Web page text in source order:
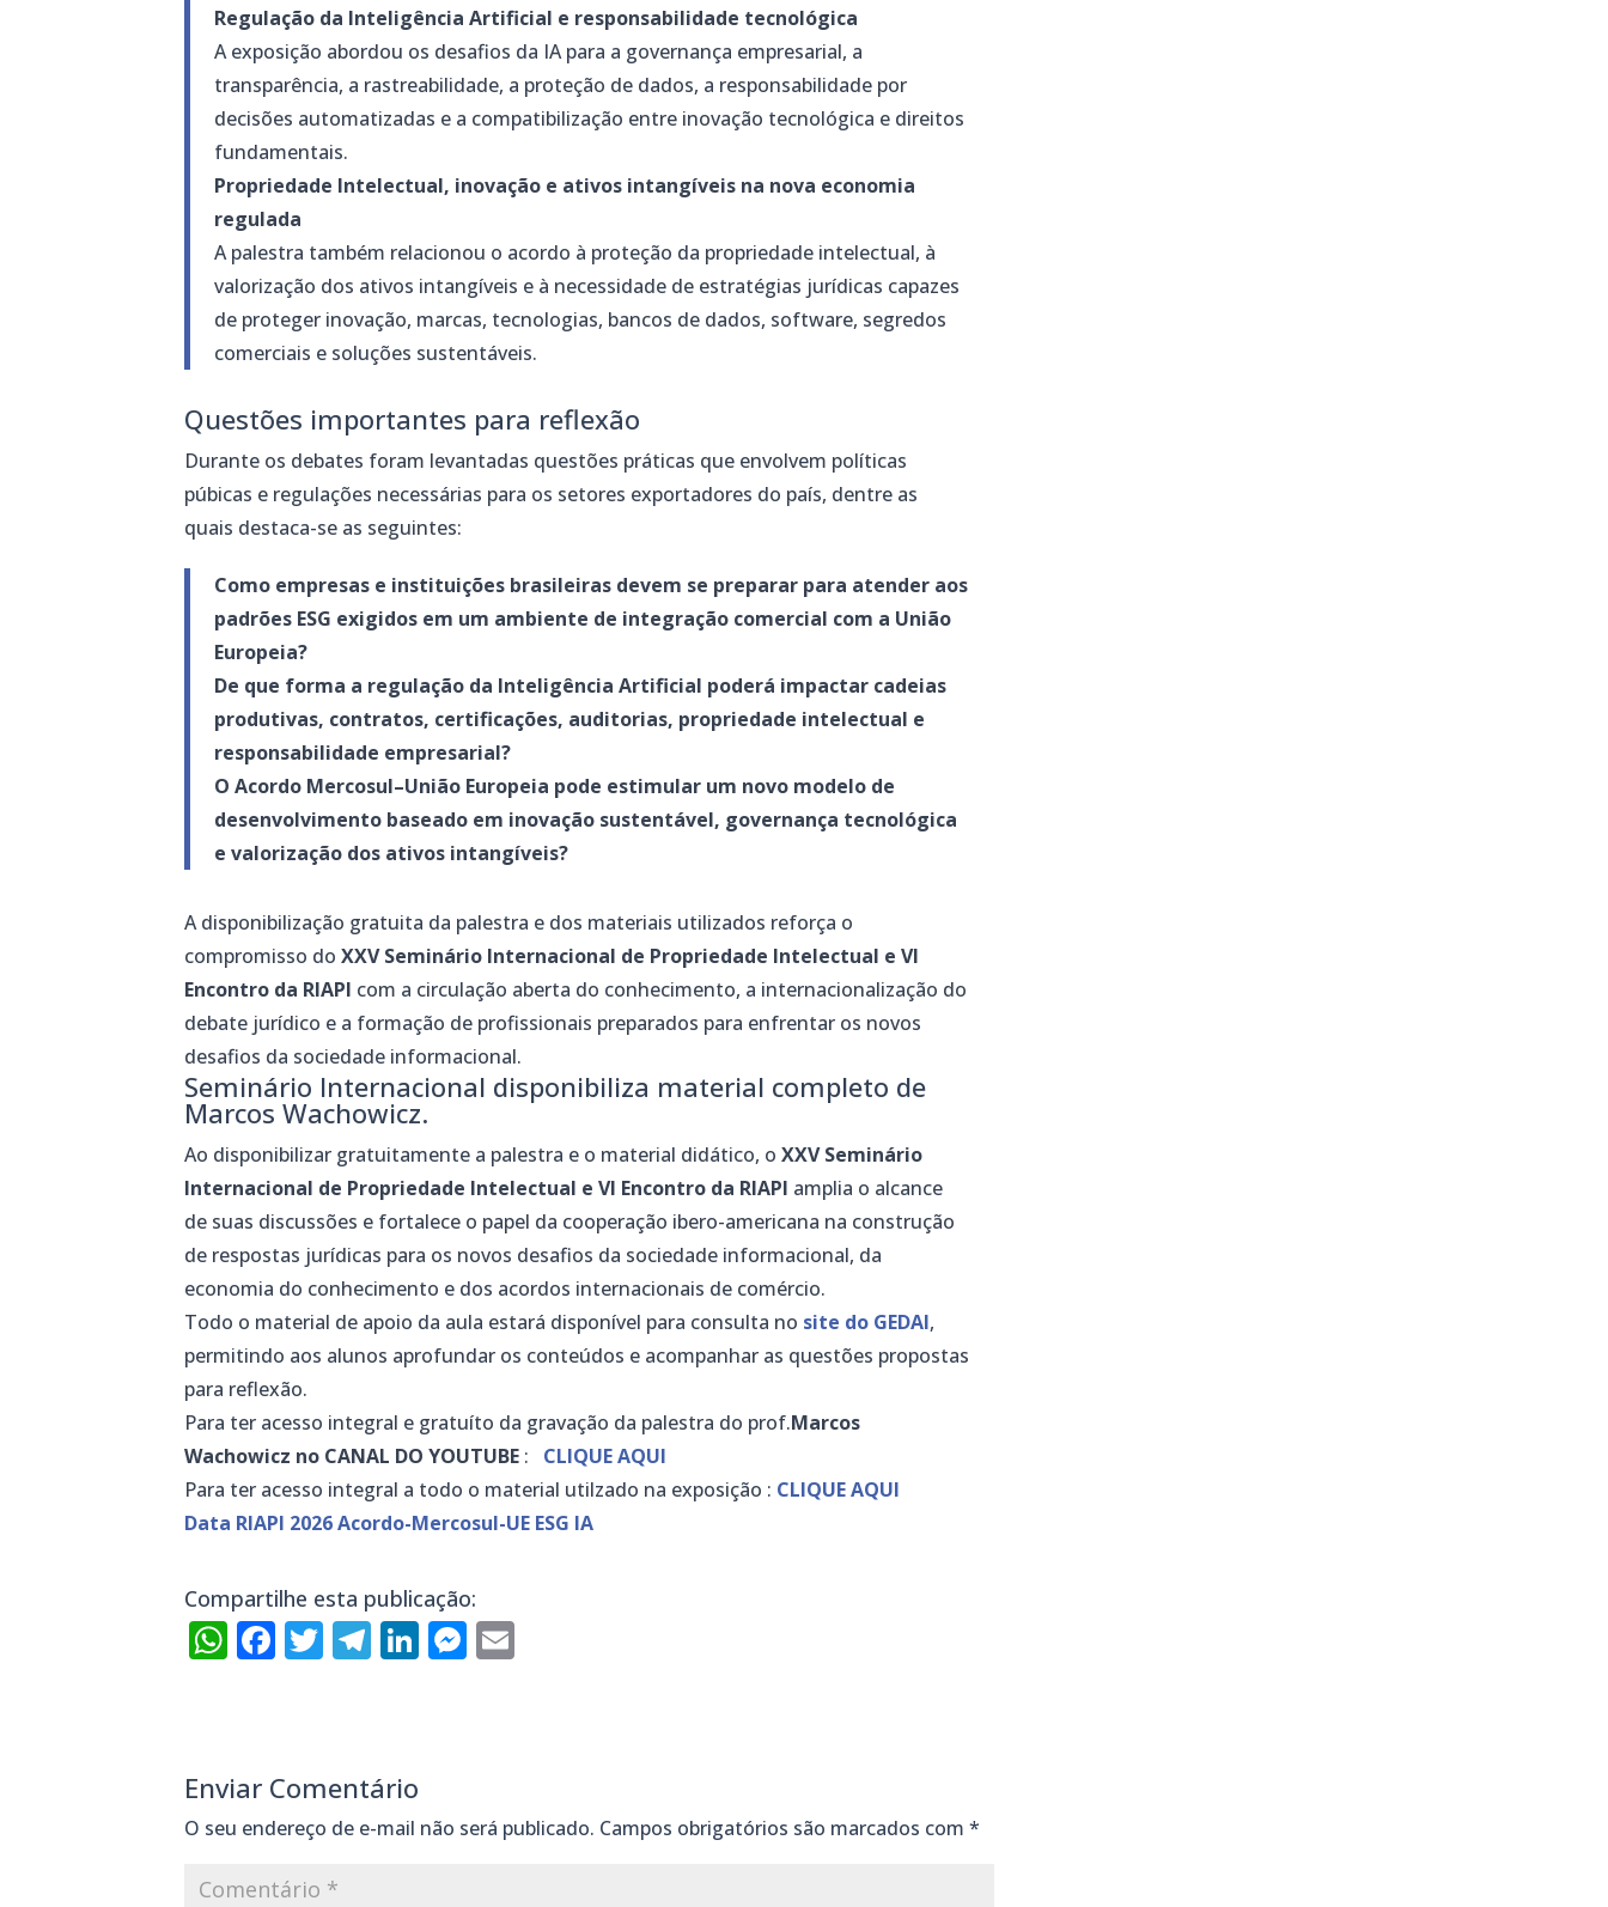
Regulação da Inteligência Artificial e responsabilidade tecnológica
A exposição abordou os desafios da IA para a governança empresarial, a
transparência, a rastreabilidade, a proteção de dados, a responsabilidade por
decisões automatizadas e a compatibilização entre inovação tecnológica e direitos
fundamentais.
Propriedade Intelectual, inovação e ativos intangíveis na nova economia
regulada
A palestra também relacionou o acordo à proteção da propriedade intelectual, à
valorização dos ativos intangíveis e à necessidade de estratégias jurídicas capazes
de proteger inovação, marcas, tecnologias, bancos de dados, software, segredos
comerciais e soluções sustentáveis.
Questões importantes para reflexão
Durante os debates foram levantadas questões práticas que envolvem políticas
púbicas e regulações necessárias para os setores exportadores do país, dentre as
quais destaca-se as seguintes:
Como empresas e instituições brasileiras devem se preparar para atender aos
padrões ESG exigidos em um ambiente de integração comercial com a União
Europeia?
De que forma a regulação da Inteligência Artificial poderá impactar cadeias
produtivas, contratos, certificações, auditorias, propriedade intelectual e
responsabilidade empresarial?
O Acordo Mercosul–União Europeia pode estimular um novo modelo de
desenvolvimento baseado em inovação sustentável, governança tecnológica
e valorização dos ativos intangíveis?
A disponibilização gratuita da palestra e dos materiais utilizados reforça o
compromisso doXXV Seminário Internacional de Propriedade Intelectual e VI
Encontro da RIAPI com a circulação aberta do conhecimento, a internacionalização do
debate jurídico e a formação de profissionais preparados para enfrentar os novos
desafios da sociedade informacional.
Seminário Internacional disponibiliza material completo de
Marcos Wachowicz.
Ao disponibilizar gratuitamente a palestra e o material didático, oXXV Seminário
Internacional de Propriedade Intelectual e VI Encontro da RIAPI amplia o alcance
de suas discussões e fortalece o papel da cooperação ibero-americana na construção
de respostas jurídicas para os novos desafios da sociedade informacional, da
economia do conhecimento e dos acordos internacionais de comércio.
Todo o material de apoio da aula estará disponível para consulta no site do GEDAI,
permitindo aos alunos aprofundar os conteúdos e acompanhar as questões propostas
para reflexão.
Para ter acesso integral e gratuíto da gravação da palestra do prof.Marcos
Wachowicz no CANAL DO YOUTUBE :
CLIQUE AQUI
Para ter acesso integral a todo o material utilzado na exposição : CLIQUE AQUI
Data RIAPI 2026 Acordo-Mercosul-UE ESG IA
Compartilhe esta publicação:
WhatsApp
Facebook
Twitter
Telegram
LinkedIn
Messenger
Enviar Comentário
O seu endereço de e-mail não será publicado. Campos obrigatórios são marcados com*